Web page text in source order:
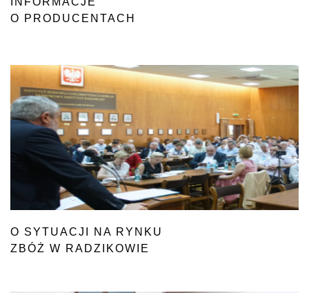
O PRODUCENTACH
O SYTUACJI NA RYNKU
ZBÓŻ W RADZIKOWIE